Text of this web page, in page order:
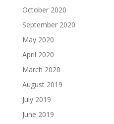
October 2020
September 2020
May 2020
April 2020
March 2020
August 2019
July 2019
June 2019